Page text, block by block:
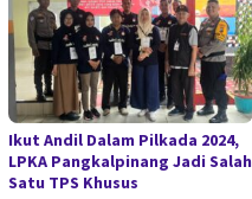
Ikut Andil Dalam Pilkada 2024,
LPKA Pangkalpinang Jadi Salah
Satu TPS Khusus